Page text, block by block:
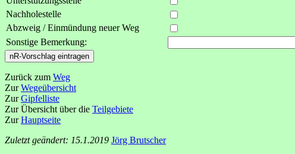
Nachholestelle
Abzweig / Einmündung neuer Weg
Sonstige Bemerkung:
Zurück zum Weg
ZurWegeübersicht
ZurGipfelliste
Zur Übersicht über die Teilgebiete
ZurHauptseite
Zuletzt geändert: 15.1.2019 Jörg Brutscher